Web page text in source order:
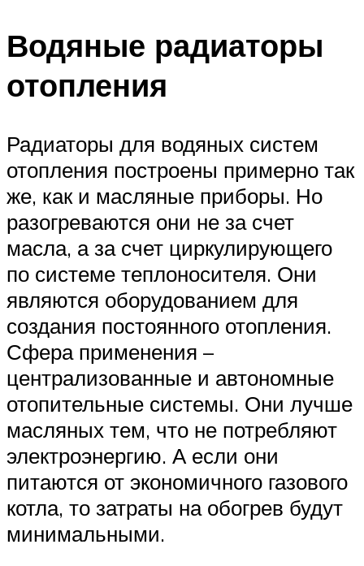
Водяные радиаторы
отопления
Радиаторы для водяных систем
отопления построены примерно так
же, как и масляные приборы. Но
разогреваются они не за счет
масла, а за счет циркулирующего
по системе теплоносителя. Они
являются оборудованием для
создания постоянного отопления.
Сфера применения –
централизованные и автономные
отопительные системы. Они лучше
масляных тем, что не потребляют
электроэнергию. А если они
питаются от экономичного газового
котла, то затраты на обогрев будут
минимальными.